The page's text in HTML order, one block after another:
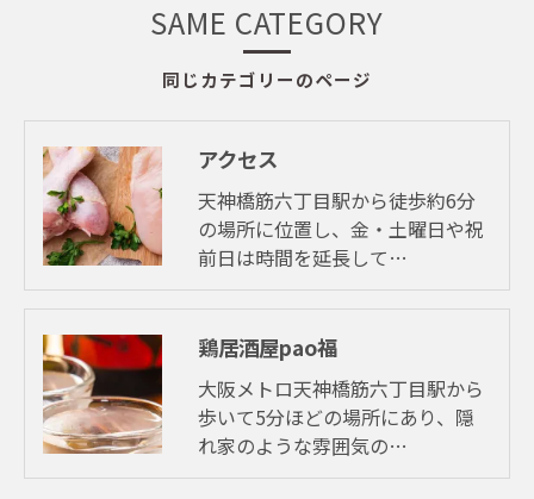
同じカテゴリーのページ
SAME CATEGORY
アクセス
天神橋筋六丁目駅から徒歩約6分
の場所に位置し、金・土曜日や祝
前日は時間を延長して…
鶏居酒屋pao福
大阪メトロ天神橋筋六丁目駅から
歩いて5分ほどの場所にあり、隠
れ家のような雰囲気の…